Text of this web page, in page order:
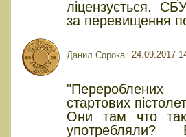
ліцензується.
за перевищення
Данил Сорока 24.09.2017
стартових
Они там что
употребляли?